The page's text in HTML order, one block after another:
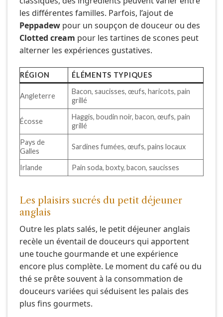
les différentes familles. Parfois, l’ajout de
Peppadew pour un soupçon de douceur ou des
Clotted cream pour les tartines de scones peut
alterner les expériences gustatives.
RÉGION ÉLÉMENTS TYPIQUES
Angleterre
Bacon, saucisses, œufs, haricots, pain
grillé
Écosse
Haggis, boudin noir, bacon, œufs, pain
grillé
Pays de
Galles
Sardines fumées, œufs, pains locaux
Irlande Pain soda, boxty, bacon, saucisses
Les plaisirs sucrés du petit déjeuner
anglais
Outre les plats salés, le petit déjeuner anglais
recèle un éventail de douceurs qui apportent
une touche gourmande et une expérience
encore plus complète. Le moment du café ou du
thé se prête souvent à la consommation de
douceurs variées qui séduisent les palais des
plus fins gourmets.